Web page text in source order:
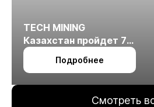
TECH MINING
Казахстан пройдет 7
октября в Алматы
Подробнее
Смотреть